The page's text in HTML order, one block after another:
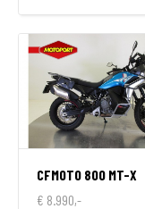
CFMOTO 800 MT-X
€ 8.990,-